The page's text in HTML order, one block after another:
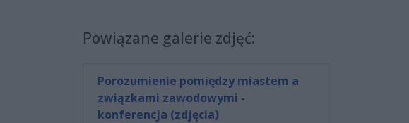
Powiązane galerie zdjęć:
Porozumienie pomiędzy miastem a
związkami zawodowymi -
konferencja (zdjęcia)